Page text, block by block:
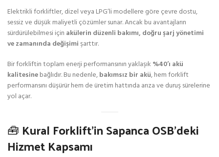
Elektrikli forkliftler, dizel veya LPG’li modellere göre çevre dostu,
sessiz ve düşük maliyetli çözümler sunar. Ancak bu avantajların
sürdürülebilmesi için akülerin düzenli bakımı, doğru şarj yönetimi
ve zamanında değişimi şarttır.
Bir forkliftin toplam enerji performansının yaklaşık %40’ı akü
kalitesinebağlıdır. Bu nedenle,bakımsız bir akü, hem forklift
performansını düşürür hem de üretim hattında arıza ve duruş sürelerine
yol açar.
🧰 Kural Forklift’in Sapanca OSB’deki
Hizmet Kapsamı